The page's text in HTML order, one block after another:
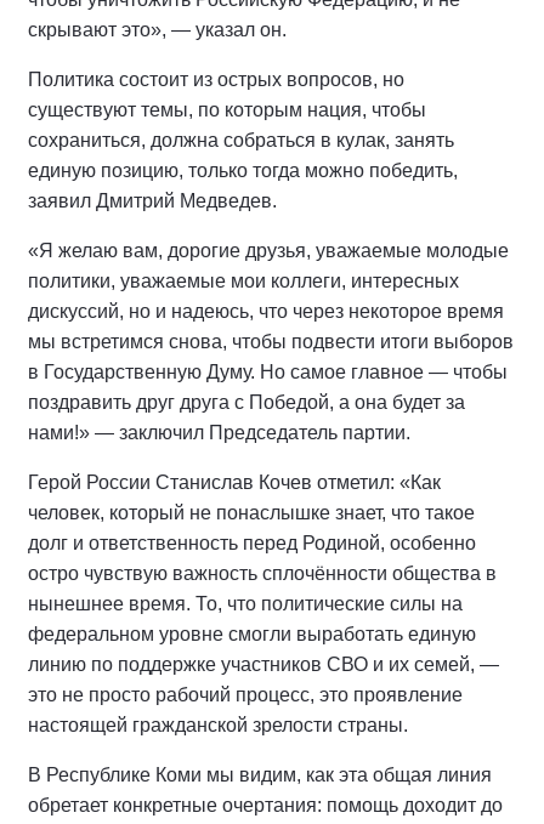
скрывают это», — указал он.
Политика состоит из острых вопросов, но
существуют темы, по которым нация, чтобы
сохраниться, должна собраться в кулак, занять
единую позицию, только тогда можно победить,
заявил Дмитрий Медведев.
«Я желаю вам, дорогие друзья, уважаемые молодые
политики, уважаемые мои коллеги, интересных
дискуссий, но и надеюсь, что через некоторое время
мы встретимся снова, чтобы подвести итоги выборов
в Государственную Думу. Но самое главное — чтобы
поздравить друг друга с Победой, а она будет за
нами!» — заключил Председатель партии.
Герой России Станислав Кочев отметил: «Как
человек, который не понаслышке знает, что такое
долг и ответственность перед Родиной, особенно
остро чувствую важность сплочённости общества в
нынешнее время. То, что политические силы на
федеральном уровне смогли выработать единую
линию по поддержке участников СВО и их семей, —
это не просто рабочий процесс, это проявление
настоящей гражданской зрелости страны.
В Республике Коми мы видим, как эта общая линия
обретает конкретные очертания: помощь доходит до